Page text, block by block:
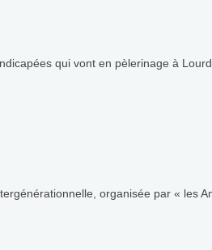
qui vont en pèlerinage à
organisée par « les